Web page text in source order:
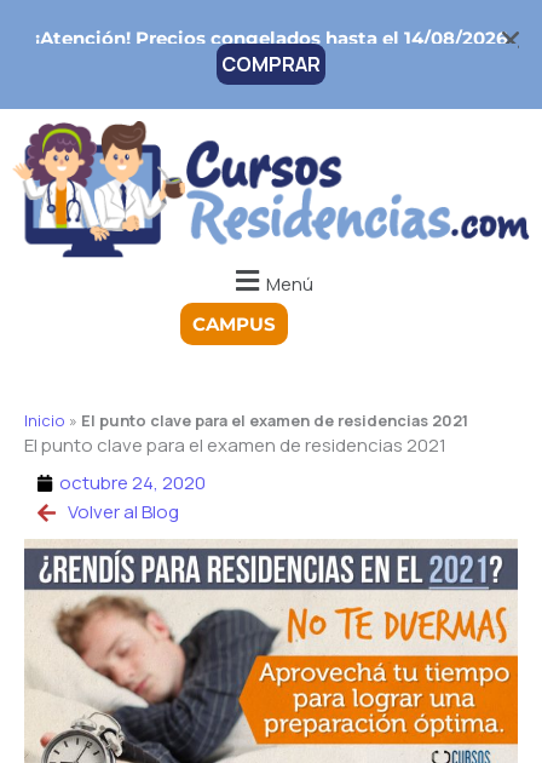
¡Atención!Precios congelados hasta el 14/08/2026
COMPRAR
Menú
CAMPUS
Inicio » El punto clave para el examen de residencias 2021
El punto clave para el examen de residencias 2021
octubre 24, 2020
Volver al Blog